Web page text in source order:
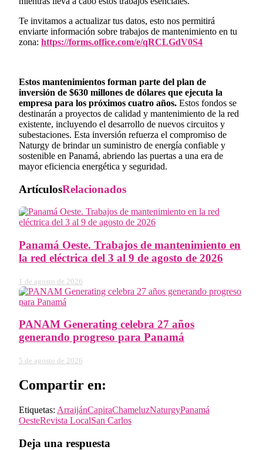
Te invitamos a actualizar tus datos, esto nos permitirá
enviarte información sobre trabajos de mantenimiento en tu
zona: https://forms.office.com/e/qRCLGdV0S4
Estos mantenimientos forman parte del plan de
inversión de $630 millones de dólares que ejecuta la
empresa para los próximos cuatro años. Estos fondos se
destinarán a proyectos de calidad y mantenimiento de la red
existente, incluyendo el desarrollo de nuevos circuitos y
subestaciones. Esta inversión refuerza el compromiso de
Naturgy de brindar un suministro de energía confiable y
sostenible en Panamá, abriendo las puertas a una era de
mayor eficiencia energética y seguridad.
ArtículosRelacionados
Panamá Oeste. Trabajos de mantenimiento en
la red eléctrica del 3 al 9 de agosto de 2026
1 de agosto de 2026
PANAM Generating celebra 27 años
generando progreso para Panamá
5 de agosto de 2026
Compartir en:
Etiquetas: ArraijánCapiraChameluzNaturgyPanamá
OesteRevista LocalSan Carlos
Deja una respuesta